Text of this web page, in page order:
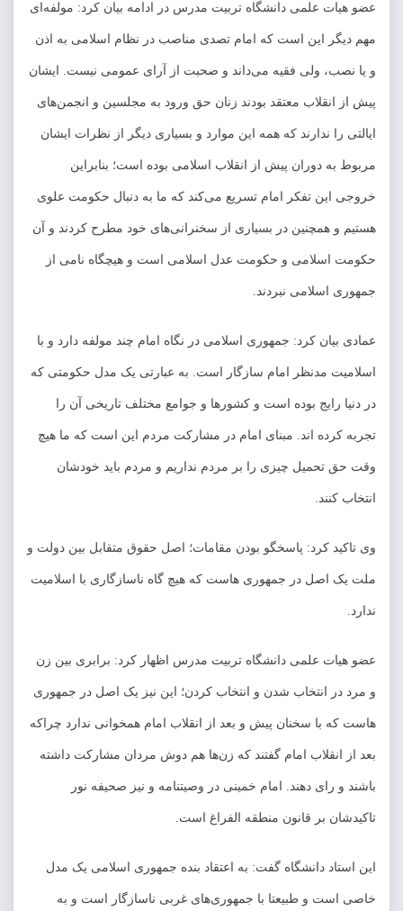
عضو هیات علمی دانشگاه تربیت مدرس در ادامه بیان کرد: مولفه‌ای
مهم دیگر این است که امام تصدی مناصب در نظام اسلامی به اذن
و یا نصب، ولی فقیه می‌داند و صحبت از آرای عمومی نیست. ایشان
پیش از انقلاب معتقد بودند زنان حق ورود به مجلسین و انجمن‌های
ایالتی را ندارند که همه این موارد و بسیاری دیگر از نظرات ایشان
مربوط به دوران پیش از انقلاب اسلامی بوده است؛ بنابراین
خروجی این تفکر امام تسریع می‌کند که ما به دنبال حکومت علوی
هستیم و همچنین در بسیاری از سخنرانی‌های خود مطرح کردند و آن
حکومت اسلامی و حکومت عدل اسلامی است و هیچگاه نامی از
جمهوری اسلامی نبردند.
عمادی بیان کرد: جمهوری اسلامی در نگاه امام چند مولفه دارد و با
اسلامیت مدنظر امام سازگار است. به عبارتی یک مدل حکومتی که
در دنیا رایج بوده است و کشور‌ها و جوامع مختلف تاریخی آن را
تجربه کرده اند. مبنای امام در مشارکت مردم این است که ما هیچ
وقت حق تحمیل چیزی را بر مردم نداریم و مردم باید خودشان
انتخاب کنند.
وی تاکید کرد: پاسخگو بودن مقامات؛ اصل حقوق متقابل بین دولت و
ملت یک اصل در جمهوری هاست که هیچ گاه ناسازگاری با اسلامیت
ندارد.
عضو هیات علمی دانشگاه تربیت مدرس اظهار کرد: برابری بین زن
و مرد در انتخاب شدن و انتخاب کردن؛ این نیز یک اصل در جمهوری
هاست که با سخنان پیش و بعد از انقلاب امام همخوانی ندارد چراکه
بعد از انقلاب امام گفتند که زن‌ها هم دوش مردان مشارکت داشته
باشند و رای دهند. امام خمینی در وصیتنامه و نیز صحیفه نور
تاکیدشان بر قانون منطقه الفراغ است.
این استاد دانشگاه گفت: به اعتقاد بنده جمهوری اسلامی یک مدل
خاصی است و طبیعتا با جمهوری‌های غربی ناسازگار است و به